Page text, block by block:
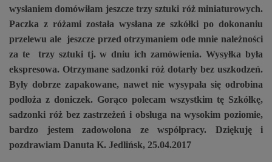
wysłaniem domówiłam jeszcze trzy sztuki róż miniaturowych.
Paczka z różami została wysłana ze szkółki po dokonaniu
przelewu ale jeszcze przed otrzymaniem ode mnie należności
za te trzy sztuki tj. w dniu ich zamówienia. Wysyłka była
ekspresowa. Otrzymane sadzonki róż dotarły bez uszkodzeń.
Były dobrze zapakowane, nawet nie wysypała się odrobina
podłoża z doniczek. Gorąco polecam wszystkim tę Szkółkę,
sadzonki róż bez zastrzeżeń i obsługa na wysokim poziomie,
bardzo jestem zadowolona ze współpracy. Dziękuję i
pozdrawiam Danuta K. Jedlińsk, 25.04.2017